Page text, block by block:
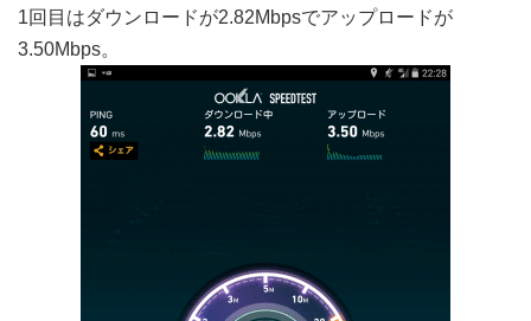
1回目はダウンロードが2.82Mbpsでアップロードが
3.50Mbps。